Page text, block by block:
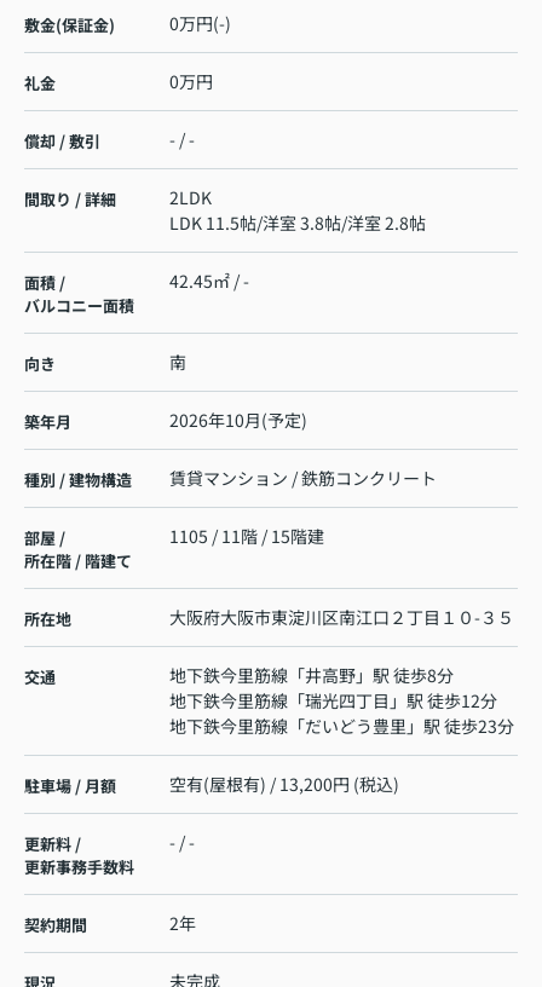
敷金(保証金) 0万円(-)
礼金 0万円
償却 / 敷引 - / -
間取り / 詳細
2LDK
LDK 11.5帖/洋室 3.8帖/洋室 2.8帖
面積 /
バルコニー面積
42.45㎡ / -
向き 南
築年月 2026年10月(予定)
種別 / 建物構造 賃貸マンション / 鉄筋コンクリート
部屋 /
所在階 / 階建て
1105 / 11階 / 15階建
所在地 大阪府大阪市東淀川区南江口 ２丁目１０-３５
交通 地下鉄今里筋線 「井高野」駅 徒歩8分
地下鉄今里筋線 「瑞光四丁目 」駅 徒歩12分
地下鉄今里筋線 「だいどう豊里 」駅 徒歩23分
駐車場 / 月額 空有(屋根有) / 13,200円 (税込)
更新料 /
更新事務手数料
- / -
契約期間 2年
未完成